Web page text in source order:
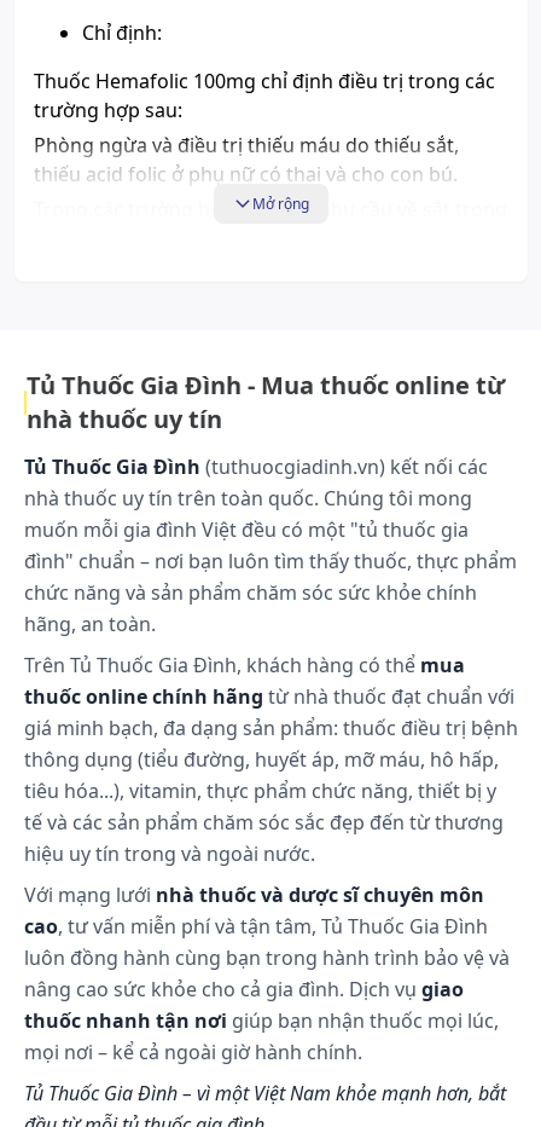
Chỉ định:
Thuốc Hemafolic 100mg chỉ định điều trị trong các
trường hợp sau:
Phòng ngừa và điều trị thiếu máu do thiếu sắt,
thiếu acid folic ở phụ nữ có thai và cho con bú.
Trong các trường hợp gia tăng nhu cầu về sắt trong
Liên quan đến phức hợp hydroxyd sắt (III) và
polymaltose:
Sắt là thành phần của hemoglobin. Phức hợp
hydroxyd sắt (III) và polymaltose được dùng để
chữa các bất thường trong tạo hồng cầu do thiếu
sắt.
Sắt không kích thích tạo hồng cầu, cũng không
hiệu chỉnh rối loạn hemoglobin trong thiếu máu
không do thiếu sắt gây ra.
Ion sắt là thành phần của một số enzyme cần thiết
cho sự truyền năng lượng (ví dụ như cytochrom
oxidase, xanthin oxidase, succinic dehydrogenase)
và cũng hiện diện trong các thành phần cần cho sự
vận chuyển và tiêu thụ oxy (ví dụ như hemoglobin,
myoglobin).
Các cytochrom đáp ứng như là một chất vận
chuyển trung gian cho điện giải trong tế bào.
Hemoglobin là chất vận chuyển oxy từ phổi đến tế
bào và myoglobin dễ dàng sử dụng và dữ trự oxy ở
cơ. Sự thiếu hụt sắt có thể cản trở sự sống và dẫn
đến bệnh tật và tử vong.
Phức hợp hydroxyd sắt (III) và poly maltose là một
oxid sắt tan trong nước, có những ưu điểm vượt
trội so với các chế phẩm chứa sắt khác:
Mở rộng
Tủ Thuốc Gia Đình - Mua thuốc online từ
nhà thuốc uy tín
Tủ Thuốc Gia Đình (tuthuocgiadinh.vn) kết nối các
nhà thuốc uy tín trên toàn quốc. Chúng tôi mong
muốn mỗi gia đình Việt đều có một "tủ thuốc gia
đình" chuẩn – nơi bạn luôn tìm thấy thuốc, thực phẩm
chức năng và sản phẩm chăm sóc sức khỏe chính
hãng, an toàn.
Trên Tủ Thuốc Gia Đình, khách hàng có thể mua
thuốc online chính hãng từ nhà thuốc đạt chuẩn với
giá minh bạch, đa dạng sản phẩm: thuốc điều trị bệnh
thông dụng (tiểu đường, huyết áp, mỡ máu, hô hấp,
tiêu hóa...), vitamin, thực phẩm chức năng, thiết bị y
tế và các sản phẩm chăm sóc sắc đẹp đến từ thương
hiệu uy tín trong và ngoài nước.
Với mạng lưới nhà thuốc và dược sĩ chuyên môn
cao, tư vấn miễn phí và tận tâm, Tủ Thuốc Gia Đình
luôn đồng hành cùng bạn trong hành trình bảo vệ và
nâng cao sức khỏe cho cả gia đình. Dịch vụ giao
thuốc nhanh tận nơi giúp bạn nhận thuốc mọi lúc,
mọi nơi – kể cả ngoài giờ hành chính.
Tủ Thuốc Gia Đình – vì một Việt Nam khỏe mạnh hơn, bắt